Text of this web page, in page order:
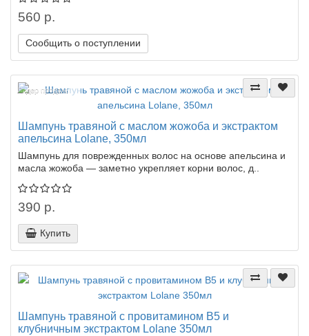
560 р.
Сообщить о поступлении
Лидер продаж!
Шампунь травяной с маслом жожоба и экстрактом
апельсина Lolane, 350мл
Шампунь для поврежденных волос на основе апельсина и
масла жожоба — заметно укрепляет корни волос, д..
390 р.
Купить
Шампунь травяной с провитамином В5 и
клубничным экстрактом Lolane 350мл